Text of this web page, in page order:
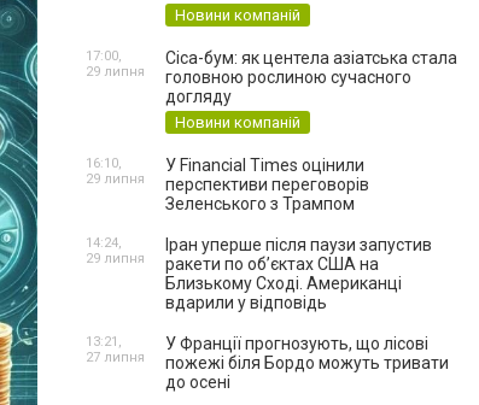
Новини компаній
Cica-бум: як центела азіатська стала
головною рослиною сучасного
догляду
Новини компаній
17:00,
29 липня
У Financial Times оцінили
перспективи переговорів
Зеленського з Трампом
16:10,
29 липня
Іран уперше після паузи запустив
ракети по обʼєктах США на
Близькому Сході. Американці
вдарили у відповідь
14:24,
29 липня
У Франції прогнозують, що лісові
пожежі біля Бордо можуть тривати
до осені
13:21,
27 липня